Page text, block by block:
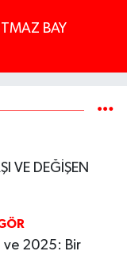
BAY
VE DEĞİŞEN
ve 2025: Bir